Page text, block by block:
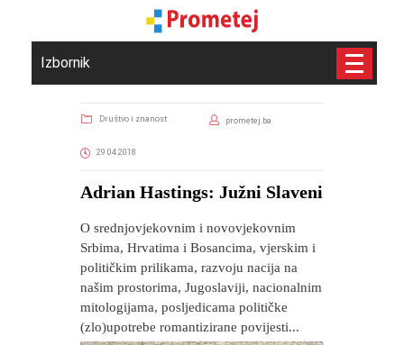
Izbornik
Društvo i znanost prometej.ba
29.04.2018
Adrian Hastings: Južni Slaveni
O srednjovjekovnim i novovjekovnim
Srbima, Hrvatima i Bosancima, vjerskim i
političkim prilikama, razvoju nacija na
našim prostorima, Jugoslaviji, nacionalnim
mitologijama, posljedicama političke
(zlo)upotrebe romantizirane povijesti...